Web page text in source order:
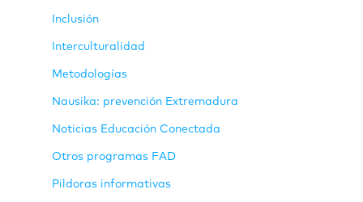
Inclusión
Interculturalidad
Metodologías
Nausika: prevención Extremadura
Noticias Educación Conectada
Otros programas FAD
Pildoras informativas